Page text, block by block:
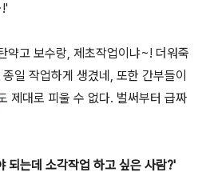
약고 보수랑, 제초작업이냐~! 더워죽
일 작업하게 생겼네, 또한 간부들이
제대로 피울 수 없다. 벌써부터 급짜
되는데 소각작업 하고 싶은 사람?'